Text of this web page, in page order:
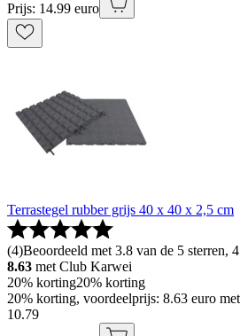
Prijs: 14.99 euro
Terrastegel rubber grijs 40 x 40 x 2,5 cm
(4)Beoordeeld met 3.8 van de 5 sterren,
8.63 met Club Karwei
20% korting20% korting
20% korting, voordeelprijs: 8.63 euro
10.79